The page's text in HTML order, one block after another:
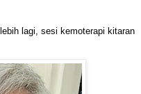
lagi, sesi kemoterapi kitaran